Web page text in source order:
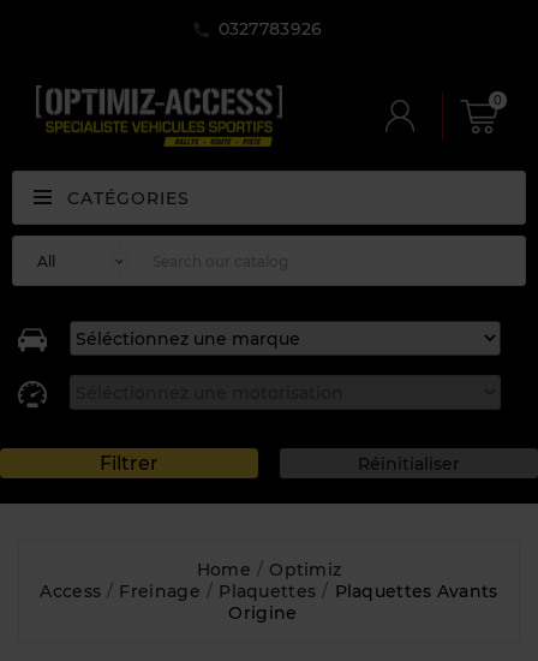
0327783926
0
CATÉGORIES
Home
Optimiz
Access
Freinage Plaquettes
Plaquettes Avants
Origine